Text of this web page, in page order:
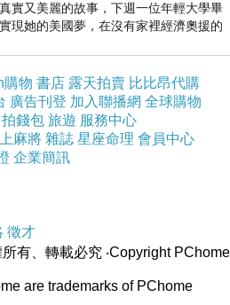
境也適合親子同遊。
實又美麗的故事，下週一位年輕大學畢
現她的美國夢，在沒有家裡經濟奧援的
著自我努力工作累積出國基
購物 書店 露天拍賣 比比昂代購
廣告刊登 加入聯播網 全球購物
拍錢包 旅遊 服務中心
麻將 雜誌 星座命理 會員中心
企業簡訊
徵才
所有、轉載必究 ‧Copyright PChome
are trademarks of PChome